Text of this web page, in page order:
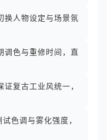
换人物设定与场景氛
调色与重修时间，直
复古工业风统一，
色调与雾化强度，